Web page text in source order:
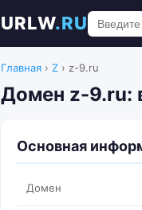
URLW.RU
Главная › Z › z-9.ru
Домен z-9.ru:
Основная
Домен